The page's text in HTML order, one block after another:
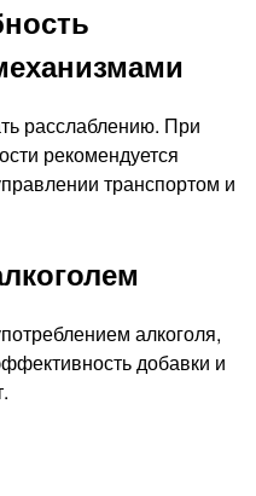
расслаблению. При
рекомендуется
транспортом и
алкоголя,
добавки и